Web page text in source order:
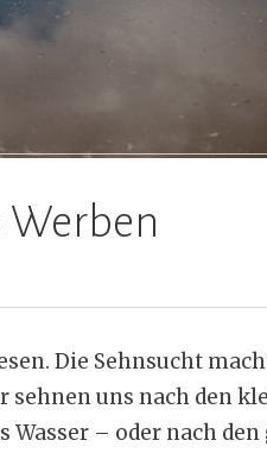
Werben
Die Sehnsucht
sehnen uns nach den
– oder nach den